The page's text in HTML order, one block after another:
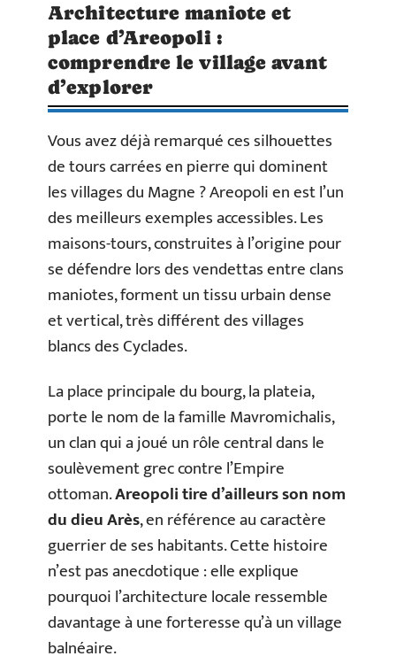
Architecture maniote et
place d’Areopoli :
comprendre le village avant
d’explorer
Vous avez déjà remarqué ces silhouettes
de tours carrées en pierre qui dominent
les villages du Magne ? Areopoli en est l’un
des meilleurs exemples accessibles. Les
maisons-tours, construites à l’origine pour
se défendre lors des vendettas entre clans
maniotes, forment un tissu urbain dense
et vertical, très différent des villages
blancs des Cyclades.
La place principale du bourg, la plateia,
porte le nom de la famille Mavromichalis,
un clan qui a joué un rôle central dans le
soulèvement grec contre l’Empire
ottoman.Areopoli tire d’ailleurs son nom
du dieu Arès, en référence au caractère
guerrier de ses habitants. Cette histoire
n’est pas anecdotique : elle explique
pourquoi l’architecture locale ressemble
davantage à une forteresse qu’à un village
balnéaire.